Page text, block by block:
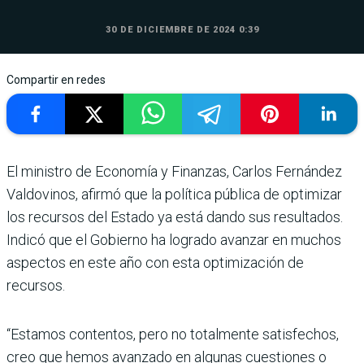
30 DE DICIEMBRE DE 2024 0:39
Compartir en redes
El ministro de Econo­mía y Finanzas, Car­los Fernández
Valdo­vinos, afirmó que la política pública de optimizar
los recursos del Estado ya está dando sus resultados.
Indicó que el Gobierno ha logrado avanzar en muchos
aspectos en este año con esta optimi­zación de
recursos.
“Estamos contentos, pero no totalmente satisfechos,
creo que hemos avanzado en algunas cuestiones o